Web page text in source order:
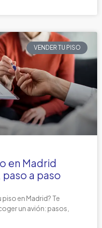
VENDER TU PISO
en Madrid
a paso
en Madrid? Te
un avión: pasos,